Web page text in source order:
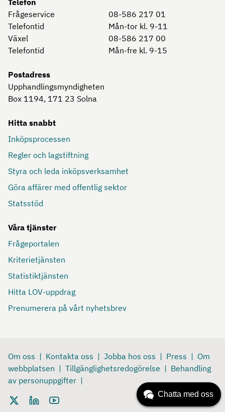
Frågeservice
08-586 217 01
Telefontid
Mån-tor kl. 9-11
Växel
08-586 217 00
Telefontid
Mån-fre kl. 9-15
Postadress
Upphandlingsmyndigheten
Box 1194, 171 23 Solna
Hitta snabbt
Inköpsprocessen
Regler och lagstiftning
Styra och leda inköpsverksamhet
Göra affärer med offentlig sektor
Statsstöd
Våra tjänster
Frågeportalen
Kriterietjänsten
Statistiktjänsten
Hitta LOV-uppdrag
Prenumerera på vårt nyhetsbrev
Om oss Kontakta oss Jobba hos oss Press
Om
webbplatsen
Tillgänglighetsredogörelse
Behandling
av personuppgifter